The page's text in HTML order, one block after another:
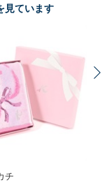
見ています
チ